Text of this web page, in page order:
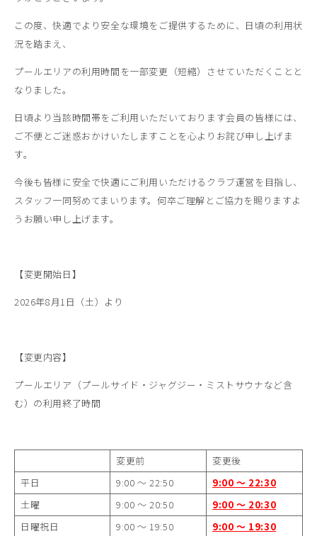
この度、快適でより安全な環境をご提供するために、日頃の利用状
況を踏まえ、
プールエリアの利用時間を一部変更（短縮）させていただくことと
なりました。
日頃より当該時間帯をご利用いただいております会員の皆様には、
ご不便とご迷惑おかけいたしますことを心よりお詫び申し上げま
す。
今後も皆様に安全で快適にご利用いただけるクラブ運営を目指し、
スタッフ一同努めてまいります。何卒ご理解とご協力を賜りますよ
うお願い申し上げます。
【変更開始日】
2026年8月1日（土）より
【変更内容】
プールエリア（プールサイド・ジャグジー・ミストサウナなど含
む）の利用終了時間
変更前
変更後
平日
9:00 ～ 22:50 9:00 ～ 22:30
土曜
9:00 ～ 20:50 9:00 ～ 20:30
日曜祝日
9:00 ～ 19:50 9:00 ～ 19:30